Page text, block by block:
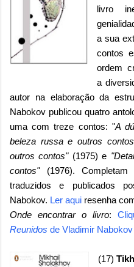
livro
a sua
contos
ordem
a
autor na elaboração da
Nabokov publicou quatro
uma com treze contos: "A
beleza russa e outros
outros contos" (1975) e
contos"(1976). Completam
traduzidos e publicados
Nabokov. Ler aqui resenha
Onde encontrar o livro:
Reunidos de Vladimir Nabokov
(17)